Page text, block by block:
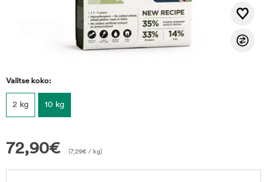
Valitse koko:
2 kg 10 kg
72,90€ (7,29€ / kg)